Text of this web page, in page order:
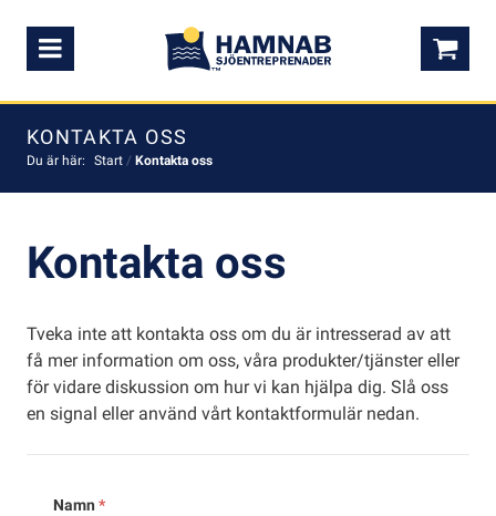
Meny
KONTAKTA OSS
Du är här: Start / Kontakta oss
Kontakta oss
Tveka inte att kontakta oss om du är intresserad av att
få mer information om oss, våra produkter/tjänster eller
för vidare diskussion om hur vi kan hjälpa dig. Slå oss
en signal eller använd vårt kontaktformulär nedan.
Namn *